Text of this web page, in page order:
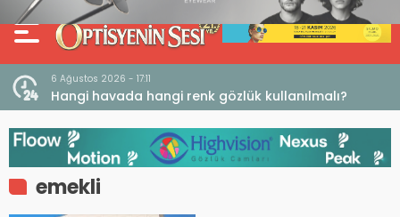
6 Ağustos 2026 - 17:11
Hangi havada hangi renk gözlük kullanılmalı?
emekli